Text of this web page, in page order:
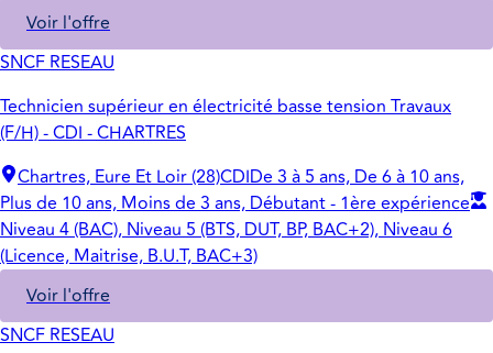
Voir l'offre
SNCF RESEAU
Technicien supérieur en électricité basse tension Travaux
(F/H) - CDI - CHARTRES
Chartres, Eure Et Loir (28)CDIDe 3 à 5 ans, De 6 à 10 ans,
Plus de 10 ans, Moins de 3 ans, Débutant - 1ère expérience
Niveau 4 (BAC), Niveau 5 (BTS, DUT, BP, BAC+2), Niveau 6
(Licence, Maitrise, B.U.T, BAC+3)
Voir l'offre
SNCF RESEAU